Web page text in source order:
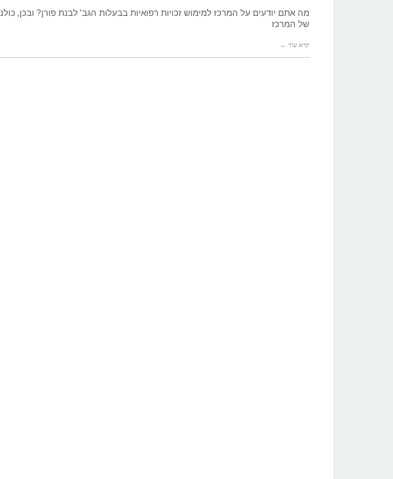
מה אתם יודעים על המרכז למימוש זכויות רפואיות בבעלות הגב’ לבנת פורן? ובכן,
של המרכז
קרא עוד ←